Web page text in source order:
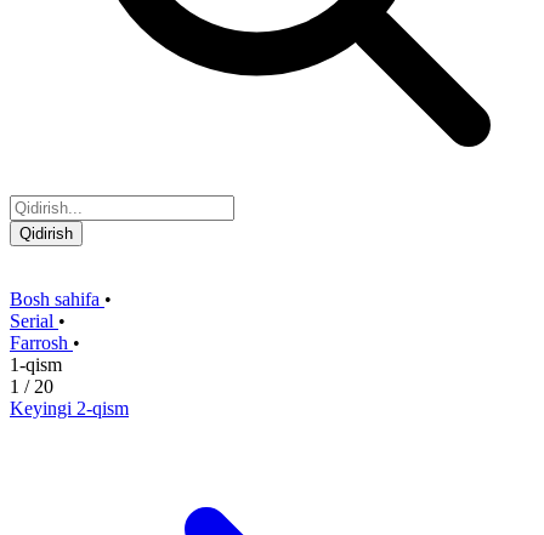
Qidirish
Bosh sahifa •
Serial •
Farrosh •
1-qism
1 / 20
Keyingi 2-qism